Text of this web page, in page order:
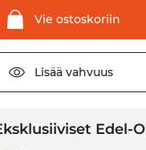
Vie ostoskoriin
Lisää vahvuus
Edel-